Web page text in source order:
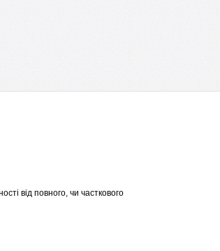
від повного, чи часткового